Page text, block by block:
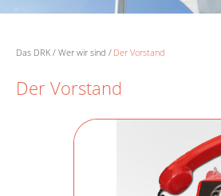
Das DRK Wer wir sind Der Vorstand
Der Vorstand